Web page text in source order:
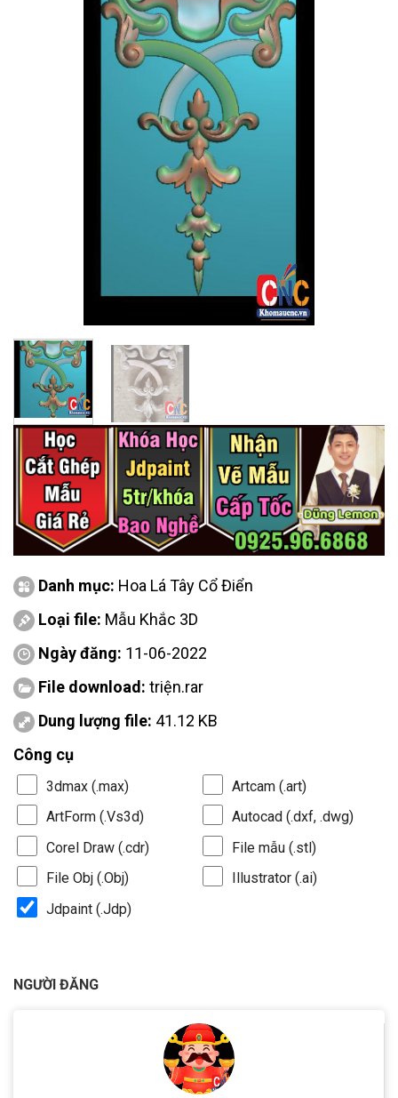
Danh mục: Hoa Lá Tây Cổ Điển
Loại file: Mẫu Khắc 3D
Ngày đăng: 11-06-2022
File download: triện.rar
Dung lượng file: 41.12 KB
Công cụ
3dmax (.max)
Artcam (.art)
ArtForm (.Vs3d)
Autocad (.dxf, .dwg)
Corel Draw (.cdr)
File mẫu (.stl)
File Obj (.Obj)
Illustrator (.ai)
Jdpaint (.Jdp)
NGƯỜI ĐĂNG